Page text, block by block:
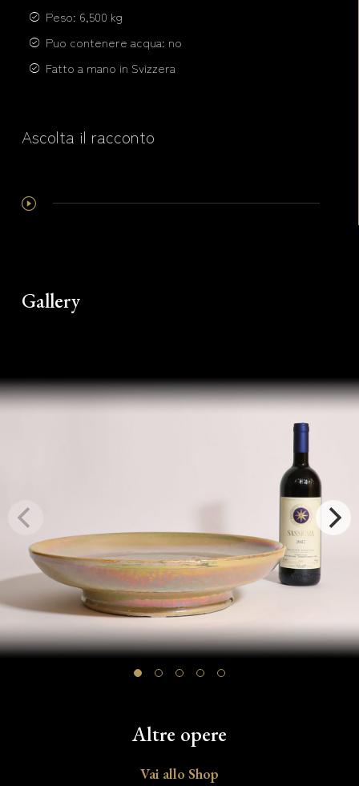
Peso: 6,500 kg
Puo contenere acqua: no
Fatto a mano in Svizzera
Ascolta il racconto
Gallery
Altre opere
Vai allo Shop